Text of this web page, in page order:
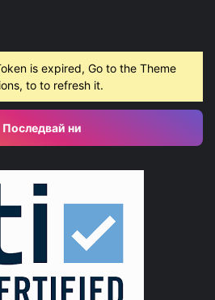
is expired, Go to the Theme
to to refresh it.
Последвай ни